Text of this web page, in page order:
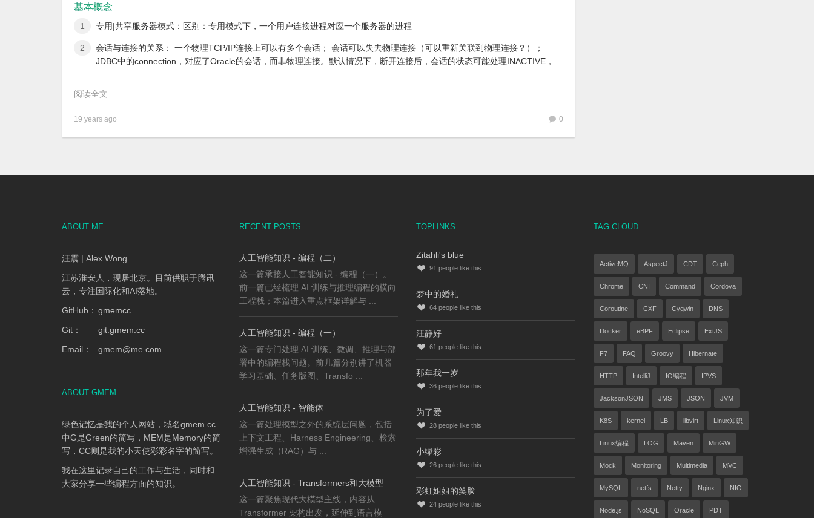
基本概念
专用|共享服务器模式：区别：专用模式下，一个用户连接进程对应一个服务器的进程
会话与连接的关系： 一个物理TCP/IP连接上可以有多个会话； 会话可以失去物理连接（可以重新关联到物理连接？）；
JDBC中的connection，对应了Oracle的会话，而非物理连接。默认情况下，断开连接后，会话的状态可能处理INACTIVE，
阅读全文
19 years ago 0
ABOUT ME
汪震 | Alex Wong
江苏淮安人，现居北京。目前供职于腾讯
云，专注国际化和AI落地。
GitHub： gmemcc
Git：
git.gmem.cc
Email：
gmem@me.com
ABOUT GMEM
绿色记忆是我的个人网站，域名gmem.cc
中G是Green的简写，MEM是Memory的简
写，CC则是我的小天使彩彩名字的简写。
我在这里记录自己的工作与生活，同时和
大家分享一些编程方面的知识。
RECENT POSTS
人工智能知识 - 编程（二）
这一篇承接人工智能知识 - 编程（一）。
前一篇已经梳理 AI 训练与推理编程的横向
工程栈；本篇进入重点框架详解与 ...
人工智能知识 - 编程（一）
这一篇专门处理 AI 训练、微调、推理与部
署中的编程栈问题。前几篇分别讲了机器
学习基础、任务版图、Transfo ...
人工智能知识 - 智能体
这一篇处理模型之外的系统层问题，包括
上下文工程、Harness Engineering、检索
增强生成（RAG）与 ...
人工智能知识 - Transformers和大模型
这一篇聚焦现代大模型主线，内容从
Transformer 架构出发，延伸到语言模
TOPLINKS
Zitahli's blue
91 people like this
梦中的婚礼
64 people like this
汪静好
61 people like this
那年我一岁
36 people like this
为了爱
28 people like this
小绿彩
26 people like this
彩虹姐姐的笑脸
24 people like this
TAG CLOUD
ActiveMQ AspectJ CDT Ceph
Chrome CNI Command Cordova
Coroutine CXF Cygwin DNS
Docker eBPF Eclipse ExtJS
F7 FAQ Groovy Hibernate
HTTP IntelliJ IO编程 IPVS
JacksonJSON JMS JSON JVM
K8S kernel LB libvirt Linux知识
Linux编程 LOG Maven MinGW
Mock Monitoring Multimedia MVC
MySQL netfs Netty Nginx NIO
Node.js NoSQL Oracle PDT